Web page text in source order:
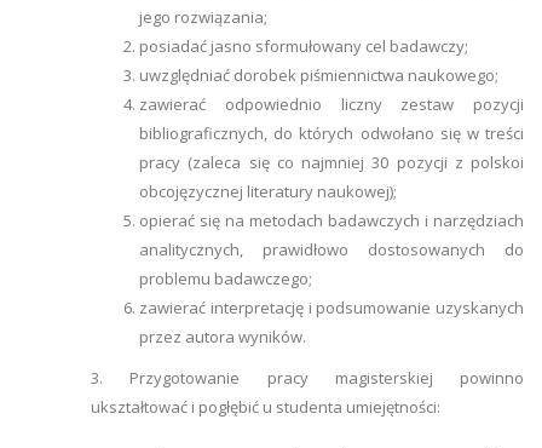
jego rozwiązania;
posiadać jasno sformułowany cel badawczy;
uwzględniać dorobek piśmiennictwa naukowego;
zawierać odpowiednio liczny zestaw pozycji
bibliograficznych, do których odwołano się w treści
pracy (zaleca się co najmniej 30 pozycji z polskoi
obcojęzycznej literatury naukowej);
opierać się na metodach badawczych i narzędziach
analitycznych, prawidłowo dostosowanych do
problemu badawczego;
zawierać interpretację i podsumowanie uzyskanych
przez autora wyników.
3. Przygotowanie pracy magisterskiej powinno
ukształtować i pogłębić u studenta umiejętności: